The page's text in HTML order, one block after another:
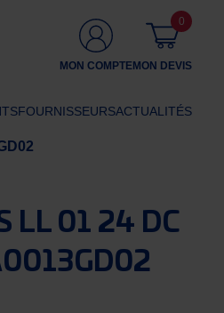
MON COMPTEMON DEVIS
0
FOURNISSEURSACTUALITÉS
LL 01 24 DC